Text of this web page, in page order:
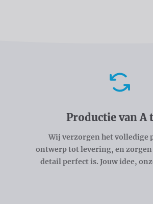
Productie van A
Wij verzorgen het volledige
ontwerp tot levering, en
detail perfect is. Jouw idee,